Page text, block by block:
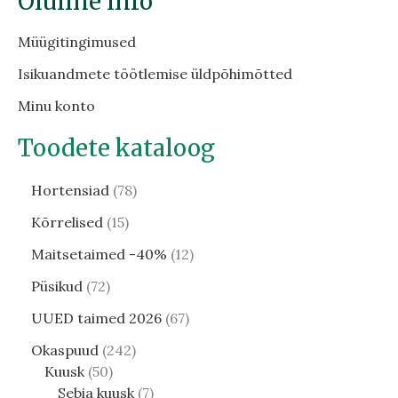
Müügitingimused
Isikuandmete töötlemise üldpõhimõtted
Minu konto
Toodete kataloog
Hortensiad 78
Kõrrelised 15
Maitsetaimed -40% 12
Püsikud 72
UUED taimed 2026 67
Okaspuud 242
Kuusk 50
Sebia kuusk 7